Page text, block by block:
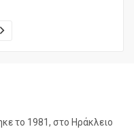
το 1981, στο Ηράκλειο